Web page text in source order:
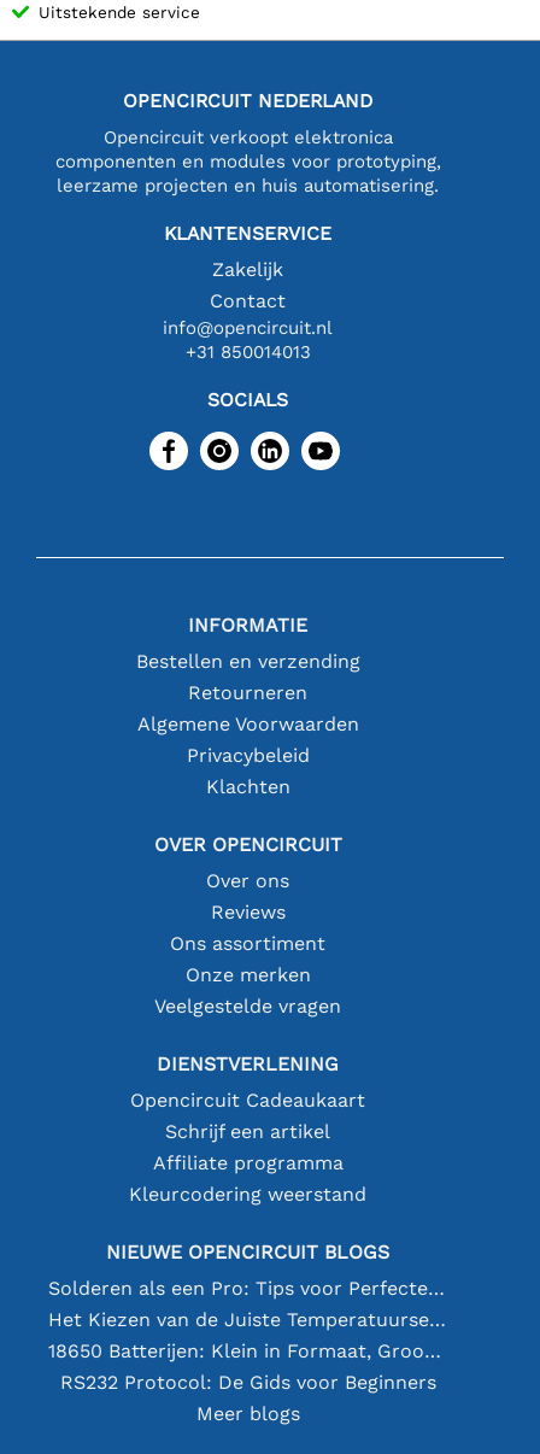
Uitstekende service
OPENCIRCUIT NEDERLAND
Opencircuit verkoopt elektronica
componenten en modules voor prototyping,
leerzame projecten en huis automatisering.
KLANTENSERVICE
Zakelijk
Contact
info@opencircuit.nl
+31 850014013
SOCIALS
INFORMATIE
Bestellen en verzending
Retourneren
Algemene Voorwaarden
Privacybeleid
Klachten
OVER OPENCIRCUIT
Over ons
Reviews
Ons assortiment
Onze merken
Veelgestelde vragen
DIENSTVERLENING
Opencircuit Cadeaukaart
Schrijf een artikel
Affiliate programma
Kleurcodering weerstand
NIEUWE OPENCIRCUIT BLOGS
Solderen als een Pro: Tips voor Perfecte Elektronische Verbindingen
Het Kiezen van de Juiste Temperatuursensor [youtube]
18650 Batterijen: Klein in Formaat, Groot in Prestatie
RS232 Protocol: De Gids voor Beginners
Meer blogs